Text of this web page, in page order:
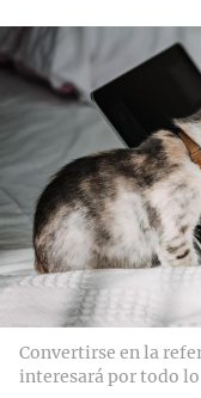
Convertirse en la
interesará por todo lo